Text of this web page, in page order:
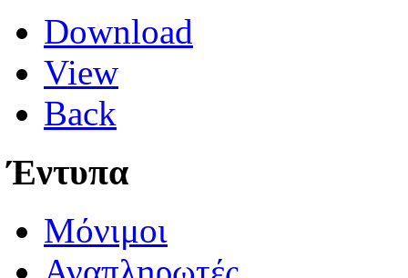
Download
View
Back
Έντυπα
Μόνιμοι